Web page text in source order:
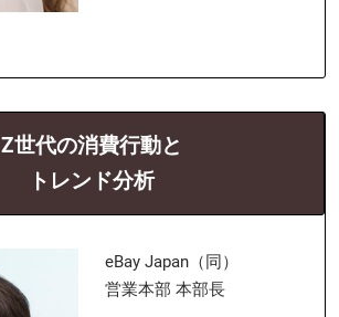
Z世代の消費行動と
トレンド分析
eBay Japan（同）
営業本部 本部長